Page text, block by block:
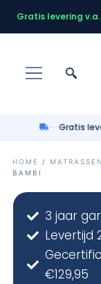
Gratis levering
Gratis
HOME / MATRASSEN
BAMBI
3 jaar
Levertijd
€129,95
Dormi